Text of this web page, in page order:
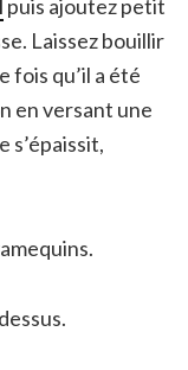
puis ajoutez petit
Laissez bouillir
fois qu’il a été
en versant une
s’épaissit,